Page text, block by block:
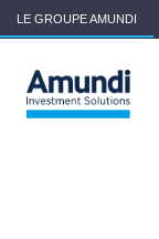
Skip to main content
LE GROUPE AMUNDI